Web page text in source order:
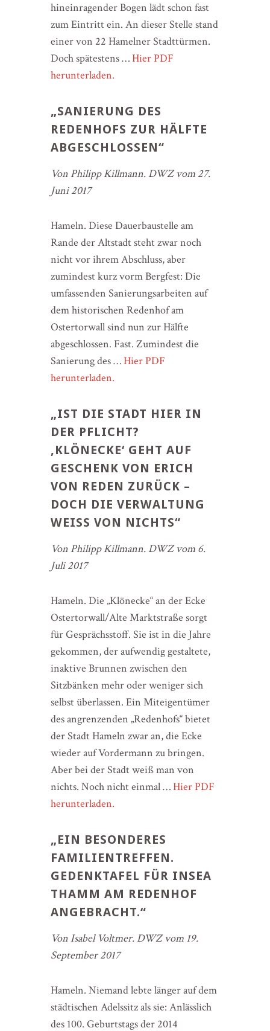
hineinragender Bogen lädt schon fast
zum Eintritt ein. An dieser Stelle stand
einer von 22 Hamelner Stadttürmen.
Doch spätestens …Hier PDF
herunterladen.
„SANIERUNG DES
REDENHOFS ZUR HÄLFTE
ABGESCHLOSSEN“
Von Philipp Killmann. DWZ vom 27.
Juni 2017
Hameln. Diese Dauerbaustelle am
Rande der Altstadt steht zwar noch
nicht vor ihrem Abschluss, aber
zumindest kurz vorm Bergfest: Die
umfassenden Sanierungsarbeiten auf
dem historischen Redenhof am
Ostertorwall sind nun zur Hälfte
abgeschlossen. Fast. Zumindest die
Sanierung des …Hier PDF
herunterladen.
„IST DIE STADT HIER IN
DER PFLICHT?
,KLÖNECKE‘ GEHT AUF
GESCHENK VON ERICH
VON REDEN ZURÜCK –
DOCH DIE VERWALTUNG
WEISS VON NICHTS“
Von Philipp Killmann. DWZ vom 6.
Juli 2017
Hameln. Die „Klönecke“ an der Ecke
Ostertorwall/Alte Marktstraße sorgt
für Gesprächsstoff. Sie ist in die Jahre
gekommen, der aufwendig gestaltete,
inaktive Brunnen zwischen den
Sitzbänken mehr oder weniger sich
selbst überlassen. Ein Miteigentümer
des angrenzenden „Redenhofs“ bietet
der Stadt Hameln zwar an, die Ecke
wieder auf Vordermann zu bringen.
Aber bei der Stadt weiß man von
nichts. Noch nicht einmal …Hier PDF
herunterladen.
„EIN BESONDERES
FAMILIENTREFFEN.
GEDENKTAFEL FÜR INSEA
THAMM AM REDENHOF
ANGEBRACHT.“
Von Isabel Voltmer. DWZ vom 19.
September 2017
Hameln. Niemand lebte länger auf dem
städtischen Adelssitz als sie: Anlässlich
des 100. Geburtstags der 2014